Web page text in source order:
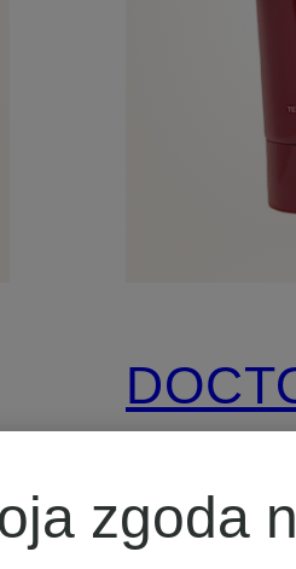
zgoda